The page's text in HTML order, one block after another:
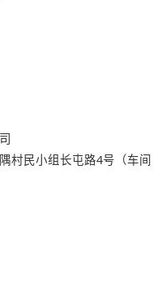
村民小组长屯路4号（车间